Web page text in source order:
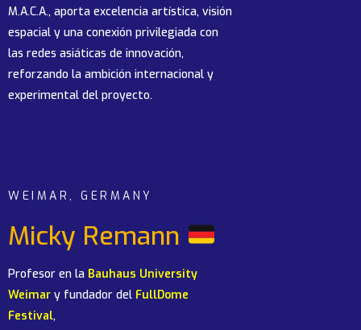
M.A.C.A., aporta excelencia artística, visión
espacial y una conexión privilegiada con
las redes asiáticas de innovación,
reforzando la ambición internacional y
experimental del proyecto.
WEIMAR, GERMANY
Micky Remann
Profesor en la Bauhaus University
Weimar y fundador del FullDome
Festival,